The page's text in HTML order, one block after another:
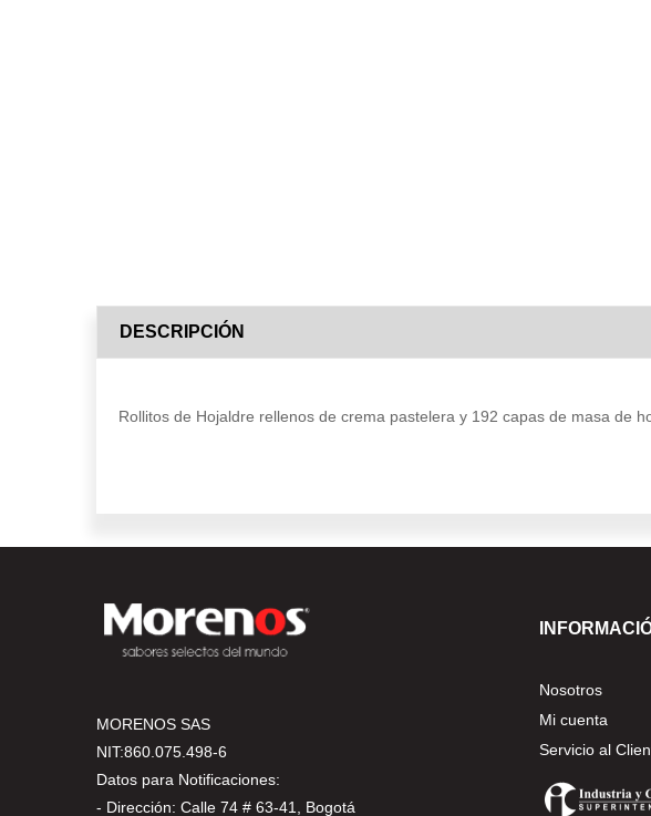
DESCRIPCIÓN
Rollitos de Hojaldre rellenos de crema pastelera y 192 capas de masa de
MORENOS SAS
NIT:860.075.498-6
Datos para Notificaciones:
- Dirección: Calle 74 # 63-41, Bogotá
Nosotros
Mi cuenta
Servicio al